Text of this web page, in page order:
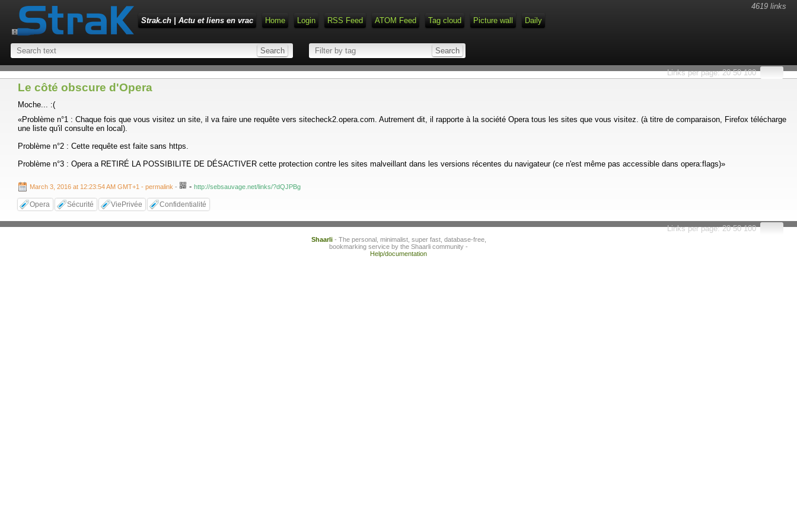
4619 links
Strak.ch | Actu et liens en vrac
Home Login RSS Feed ATOM Feed Tag cloud Picture wall Daily
Links per page:20 50 100
Le côté obscure d'Opera
Moche... :(
«Problème n°1 : Chaque fois que vous visitez un site, il va faire une requête vers sitecheck2.opera.com. Autrement dit, il rapporte à la société Opera tous les sites que vous visitez. (à titre de comparaison, Firefox télécharge
une liste qu'il consulte en local).
Problème n°2 : Cette requête est faite sans https.
Problème n°3 : Opera a RETIRÉ LA POSSIBILITE DE DÉSACTIVER cette protection contre les sites malveillant dans les versions récentes du navigateur (ce n'est même pas accessible dans opera:flags)»
March 3, 2016 at 12:23:54 AM GMT+1 - permalink - - http://sebsauvage.net/links/?dQJPBg
Opera Sécurité ViePrivée Confidentialité
Links per page:20 50 100
Shaarli- The personal, minimalist, super fast, database-free,
bookmarking service by the Shaarli community -
Help/documentation